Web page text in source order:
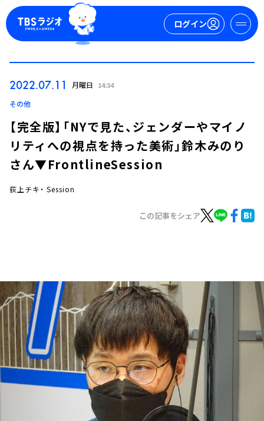
ログイン
イベント・グッズ
YouTube
会社情報
2022.07.11 月曜日 14:34
その他
【完全版】「NYで見た、ジェンダーやマイノ
リティへの視点を持った美術」鈴木みのり
さん▼FrontlineSession
荻上チキ・ Session
この記事をシェア